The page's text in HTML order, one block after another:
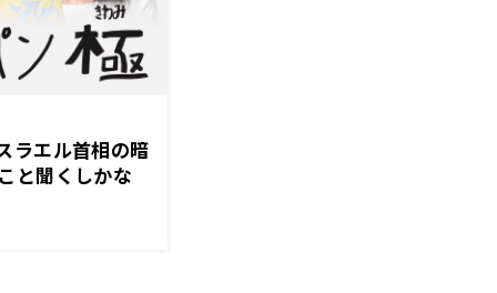
ラエル首相の暗
と聞くしかな